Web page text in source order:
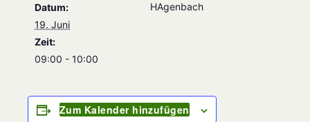
Datum:
19. Juni
Zeit:
09:00 - 10:00
HAgenbach
Zum Kalender hinzufügen